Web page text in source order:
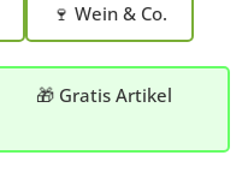
🍷 Wein & Co.
🎁 Gratis Artikel